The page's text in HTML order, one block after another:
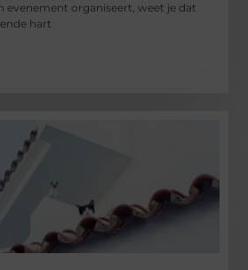
evenement organiseert, weet je dat
hart